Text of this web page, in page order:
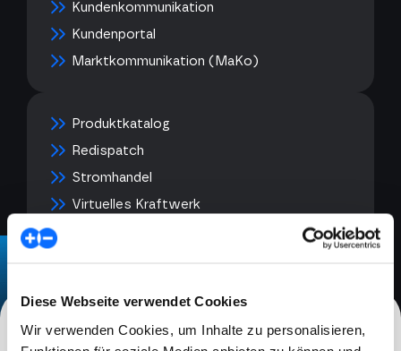
Diese Webseite verwendet Cookies
Wir verwenden Cookies, um Inhalte zu personalisieren,
Kundenkommunikation
Kundenportal
Marktkommunikation (MaKo)
Produktkatalog
Redispatch
Stromhandel
Virtuelles Kraftwerk